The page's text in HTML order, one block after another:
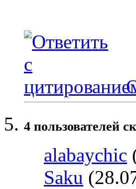
4 пользователей
alabaychic
Saku